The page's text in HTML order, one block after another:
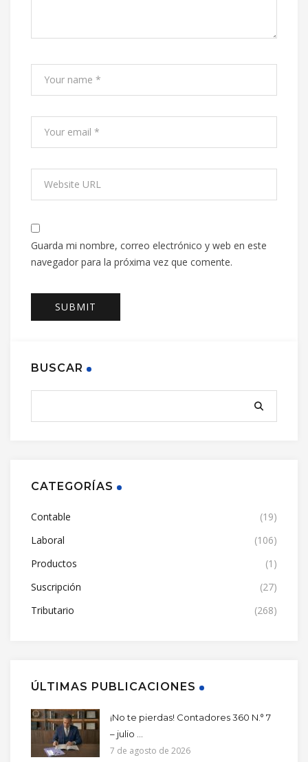
Guarda mi nombre, correo electrónico y web en este
navegador para la próxima vez que comente.
BUSCAR
CATEGORÍAS
Contable
(19)
Laboral
(106)
Productos
(1)
Suscripción
(27)
Tributario
(268)
ÚLTIMAS PUBLICACIONES
¡No te pierdas! Contadores 360 N.° 7
– julio ...
7 de agosto de 2026